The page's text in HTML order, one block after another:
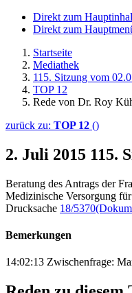
Direkt zum
Direkt zum
Startseite
Mediathek
115. Sitzung vom
TOP 12
Rede von Dr. Roy
zurück zu: TOP 12 ()
2. Juli 2015 115.
Beratung des Antrags der
Medizinische Versorgung
Drucksache 18/5370
Bemerkungen
14:02:13 Zwischenfrage: